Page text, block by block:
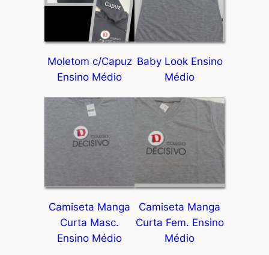
Moletom c/Capuz
Ensino Médio
Baby Look Ensino
Médio
Camiseta Manga
Curta Masc.
Ensino Médio
Camiseta Manga
Curta Fem. Ensino
Médio